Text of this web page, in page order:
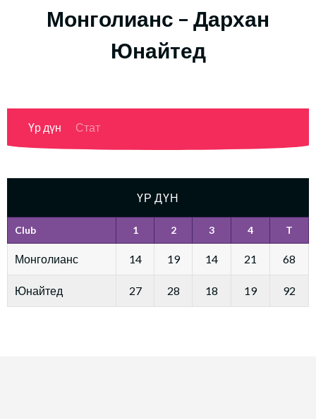
Монголианс – Дархан
Юнайтед
Үр дүн Стат
ҮР ДҮН
Club 1 2 3 4 T
Монголианс 14 19 14 21 68
Юнайтед 27 28 18 19 92